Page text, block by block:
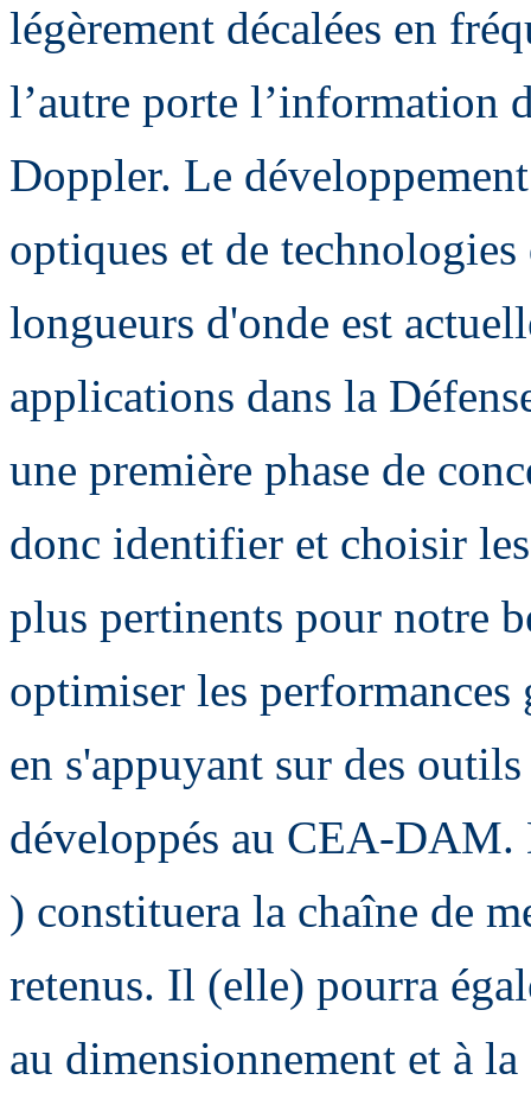
légèrement décalées en
l’autre porte l’information
Doppler. Le
optiques et de
longueurs d'onde est
applications dans la
une première phase de
donc identifier et choisir
plus pertinents pour notre
optimiser les performances
en s'appuyant sur des
développés au CEA-DAM.
) constituera la chaîne de
retenus. Il (elle) pourra
au dimensionnement et à